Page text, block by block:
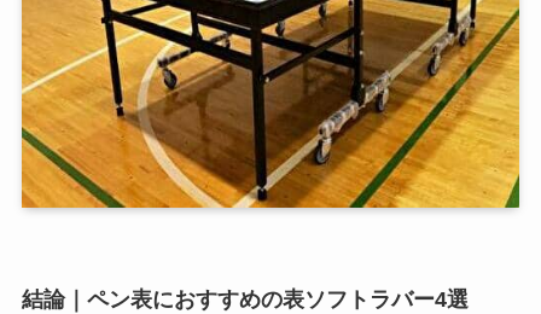
結論｜ペン表におすすめの表ソフトラバー4選